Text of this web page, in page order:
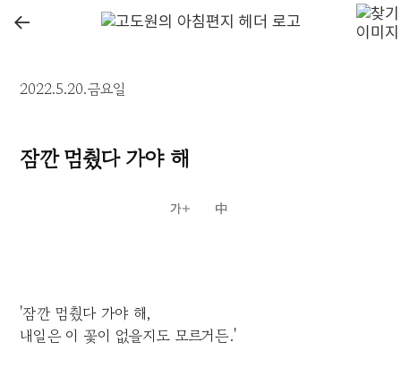
←
2022.5.20.금요일
잠깐 멈췄다 가야 해
'잠깐 멈췄다 가야 해,
내일은 이 꽃이 없을지도 모르거든.'